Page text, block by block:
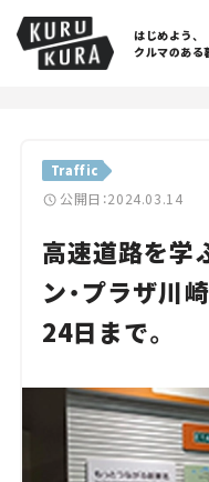
はじめよう、
クルマのある
Traffic
公開日：2024.03.14
高速道路を学
ン・プラザ川
24日まで。
Cars
Lifestyle
Traffic
Special
Series
Campaign